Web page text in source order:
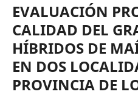
EVALUACIÓN
CALIDAD DEL
HÍBRIDOS DE
EN DOS
PROVINCIA DE